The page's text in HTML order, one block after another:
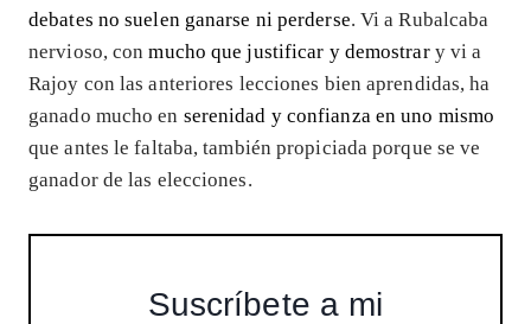
debates no suelen ganarse ni perderse. Vi a Rubalcaba
nervioso, conmucho que justificar y demostrary vi a
Rajoy con las anteriores lecciones bien aprendidas, ha
ganado mucho en serenidad y confianza en uno mismo
que antes le faltaba, también propiciada porque se ve
ganador de las elecciones.
Suscríbete a mi